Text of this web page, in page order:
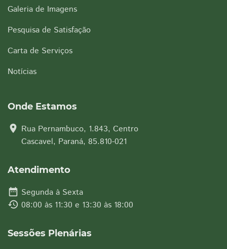
Galeria de Imagens
Pesquisa de Satisfação
Carta de Serviços
Notícias
Onde Estamos
location_on Rua Pernambuco, 1.843, Centro
Cascavel, Paraná, 85.810-021
Atendimento
date_range Segunda à Sexta
history 08:00 às 11:30 e 13:30 às 18:00
Sessões Plenárias